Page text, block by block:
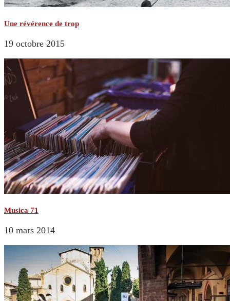
Une révérence de trop
19 octobre 2015
Musica 71
10 mars 2014